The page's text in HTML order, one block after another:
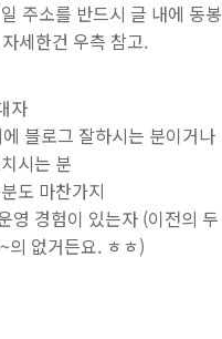
주소를 반드시 글 내에 동봉
세한건 우측 참고.
자
블로그 잘하시는 분이거나
시는 분
도 마찬가지
영 경험이 있는자 (이전의 두
의 없거든요. ㅎㅎ)